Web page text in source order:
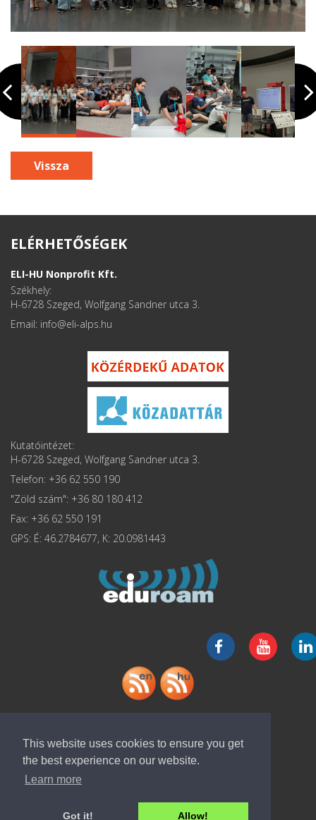
This website uses cookies to ensure you get
the best experience on our website.
Learn more
Got it! Allow!
Vissza
ELÉRHETŐSÉGEK
ELI-HU Nonprofit Kft.
Székhely:
H-6728 Szeged, Wolfgang Sandner utca 3.
Email: info
Kutatóintézet:
H-6728 Szeged, Wolfgang Sandner utca 3.
Telefon: +36 62 550 190
"Zöld szám": +36 80 180 412
Fax: +36 62 550 191
GPS: É: 46.2784677, K: 20.0981443